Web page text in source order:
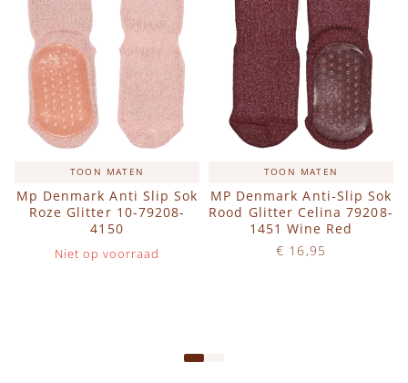
TOON MATEN
Mp Denmark Anti Slip Sok
Roze Glitter 10-79208-
4150
Niet op voorraad
TOON MATEN
MP Denmark Anti-Slip Sok
Rood Glitter Celina 79208-
1451 Wine Red
€ 16,95